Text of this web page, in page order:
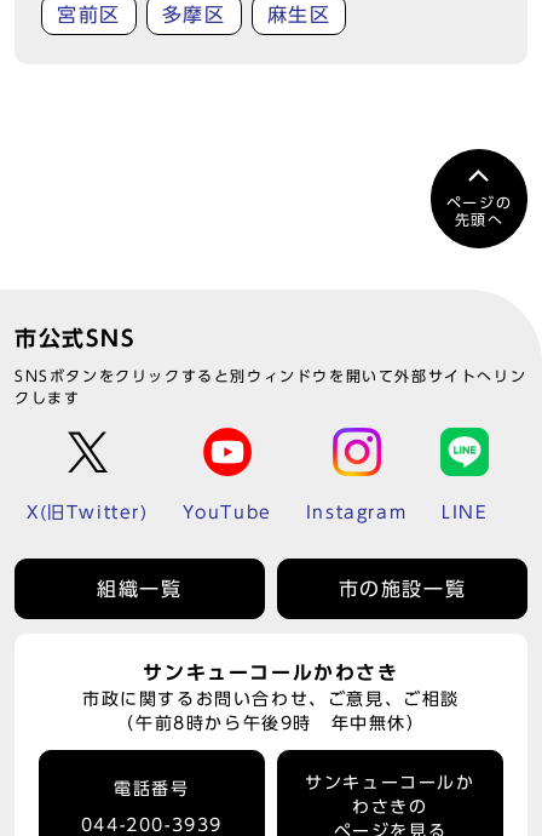
宮前区 多摩区 麻生区
ページの
先頭へ
市公式SNS
SNSボタンをクリックすると別ウィンドウを開いて外部サイトへリン
クします
X(旧Twitter) YouTube Instagram LINE
組織一覧 市の施設一覧
サンキューコールかわさき
市政に関するお問い合わせ、ご意見、ご相談
（午前8時から午後9時 年中無休）
電話番号
044-200-3939
サンキューコールか
わさきの
ページを見る